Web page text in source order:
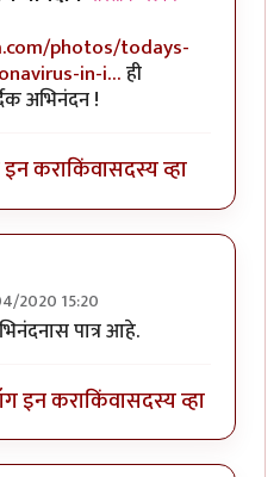
photos/todays-
in-i…ही
अभिनंदन !
कराकिंवासदस्य व्हा
2020 15:20
!byहेमंतकुमार
पात्र आहे.
इन कराकिंवासदस्य व्हा